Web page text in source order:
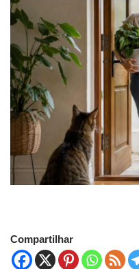
Compartilhar